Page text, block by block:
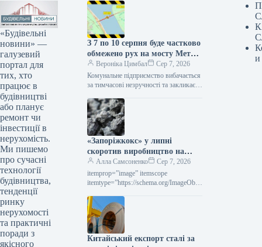
«Будівельні
новини» —
галузевий
портал для
тих, хто
працює в
будівництві
або планує
ремонт чи
інвестиції в
нерухомість.
Ми пишемо
про сучасні
технології
будівництва,
тенденції
ринку
нерухомості
та практичні
поради з
якісного
З 7 по 10 серпня буде частково
обмежено рух на мосту Метро
(схема)
Вероніка Цимбал
Сер 7, 2026
Комунальне підприємство вибачається
за тимчасові незручності та закликає
плануванні своїх поїздок. Сьогодні,
11:56 Фото: kyivcity.com.ua Ремонт
дорожнього…
«Запоріжкокс» у липні
скоротив виробництво на
15,3% порівняно з попереднім
місяцем.
Алла Самсоненко
Сер 7, 2026
itemprop=”image” itemscope
itemtype=”https://schema.org/ImageObje
Новини Компанії виробництво коксу
Роздрукувати 130 07 Серпня 2026
«Запоріжкокс» у липні скоротив
випуск продукції…
Китайський експорт сталі за
и